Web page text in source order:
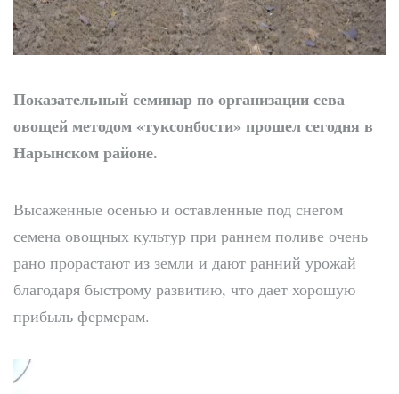
Показательный семинар по организации сева
овощей методом «туксонбости» прошел сегодня в
Нарынском районе.
Высаженные осенью и оставленные под снегом
семена овощных культур при раннем поливе очень
рано прорастают из земли и дают ранний урожай
благодаря быстрому развитию, что дает хорошую
прибыль фермерам.